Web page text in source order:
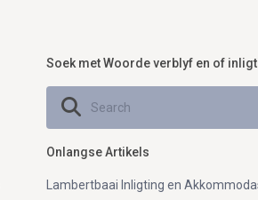
Soek met Woorde verblyf en of
Onlangse Artikels
Lambertbaai Inligting en